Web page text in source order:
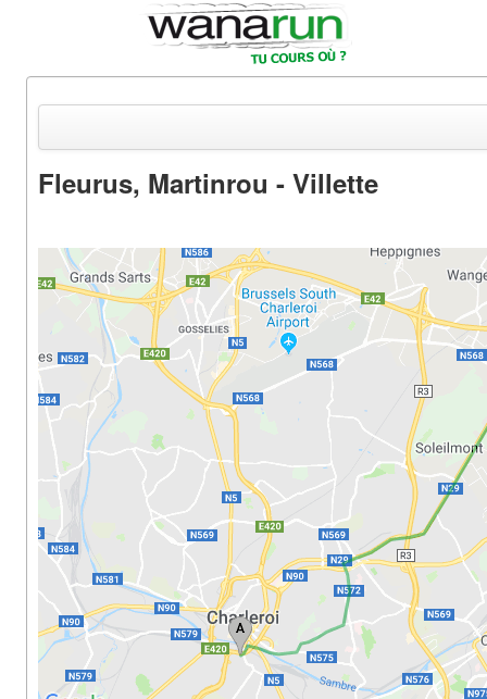
Equipements & Tests
Parcours & Courses
Outils & Réseaux
Fleurus, Martinrou - Villette